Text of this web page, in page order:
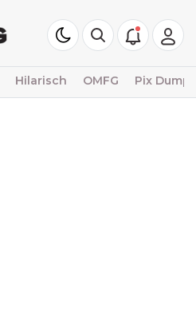
Hilarisch OMFG Pix Dump